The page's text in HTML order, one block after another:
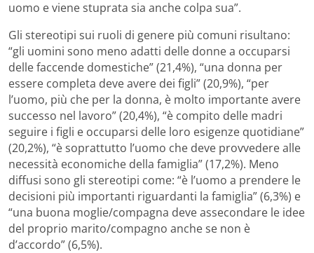
uomo e viene stuprata sia anche colpa sua”.
Gli stereotipi sui ruoli di genere più comuni risultano:
“gli uomini sono meno adatti delle donne a occuparsi
delle faccende domestiche” (21,4%), “una donna per
essere completa deve avere dei figli” (20,9%), “per
l’uomo, più che per la donna, è molto importante avere
successo nel lavoro” (20,4%), “è compito delle madri
seguire i figli e occuparsi delle loro esigenze quotidiane”
(20,2%), “è soprattutto l’uomo che deve provvedere alle
necessità economiche della famiglia” (17,2%). Meno
diffusi sono gli stereotipi come: “è l’uomo a prendere le
decisioni più importanti riguardanti la famiglia” (6,3%) e
“una buona moglie/compagna deve assecondare le idee
del proprio marito/compagno anche se non è
d’accordo” (6,5%).